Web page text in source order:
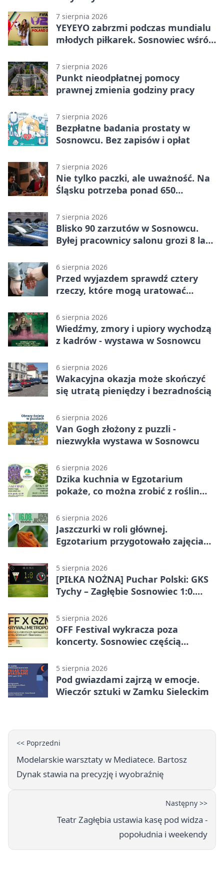
7 sierpnia 2026
YEYEYO zabrzmi podczas mundialu
młodych piłkarek. Sosnowiec wśród
7 sierpnia 2026
Punkt nieodpłatnej pomocy
prawnej zmienia godziny pracy
7 sierpnia 2026
Bezpłatne badania prostaty w
Sosnowcu. Bez zapisów i opłat
7 sierpnia 2026
Nie tylko paczki, ale uważność. Na
Śląsku potrzeba ponad 650
7 sierpnia 2026
Blisko 90 zarzutów w Sosnowcu.
Byłej pracownicy salonu grozi 8 lat
6 sierpnia 2026
Przed wyjazdem sprawdź cztery
rzeczy, które mogą uratować
6 sierpnia 2026
Wiedźmy, zmory i upiory wychodzą
z kadrów - wystawa w Sosnowcu
6 sierpnia 2026
Wakacyjna okazja może skończyć
się utratą pieniędzy i bezradnością
6 sierpnia 2026
Van Gogh złożony z puzzli -
niezwykła wystawa w Sosnowcu
6 sierpnia 2026
Dzika kuchnia w Egzotarium
pokaże, co można zrobić z roślin
6 sierpnia 2026
Jaszczurki w roli głównej.
Egzotarium przygotowało zajęcia
5 sierpnia 2026
[PIŁKA NOŻNA] Puchar Polski: GKS
Tychy – Zagłębie Sosnowiec 1:0.
przed przerwą
5 sierpnia 2026
OFF Festival wykracza poza
koncerty. Sosnowiec częścią
5 sierpnia 2026
Pod gwiazdami zajrzą w emocje.
Wieczór sztuki w Zamku Sieleckim
<< Poprzedni
Modelarskie warsztaty w Mediatece. Bartosz
Dynak stawia na precyzję i wyobraźnię
Następny >>
Teatr Zagłębia ustawia kasę pod widza -
popołudnia i weekendy